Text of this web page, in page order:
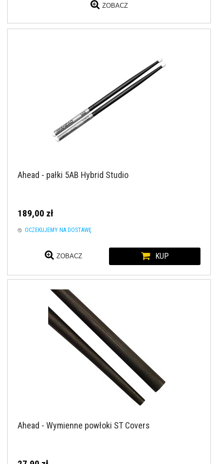
ZOBACZ
Ahead - pałki 5AB Hybrid Studio
189,00 zł
OCZEKUJEMY NA DOSTAWĘ
ZOBACZ KUP
Ahead - Wymienne powłoki ST Covers